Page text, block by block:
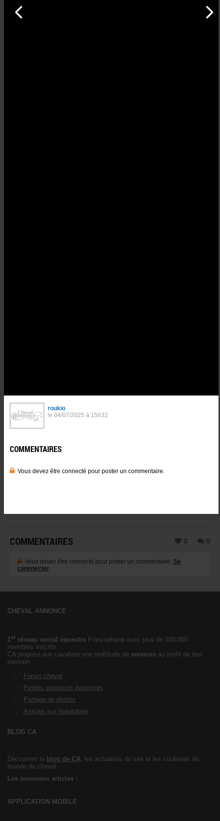
COMMENTAIRES 0 0
Vous devez être connecté pour poster un commentaire. Se
connnecter.
CHEVAL ANNONCE
1er réseau social équestre Francophone avec plus de 200.000
membres inscrits.
CA propose aux cavaliers une multitude de services au profit de leur
passion :
Forum cheval
Petites annonces équestres
Partage de photos
Articles sur l'équitation
BLOG CA
Découvrez le blog de CA, les actualités du site et les coulisses du
monde du cheval.
Les nouveaux articles :
APPLICATION MOBILE